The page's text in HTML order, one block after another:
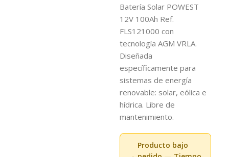
Batería Solar POWEST
12V 100Ah Ref.
FLS121000 con
tecnología AGM VRLA.
Diseñada
específicamente para
sistemas de energía
renovable: solar, eólica e
hídrica. Libre de
mantenimiento.
Producto bajo